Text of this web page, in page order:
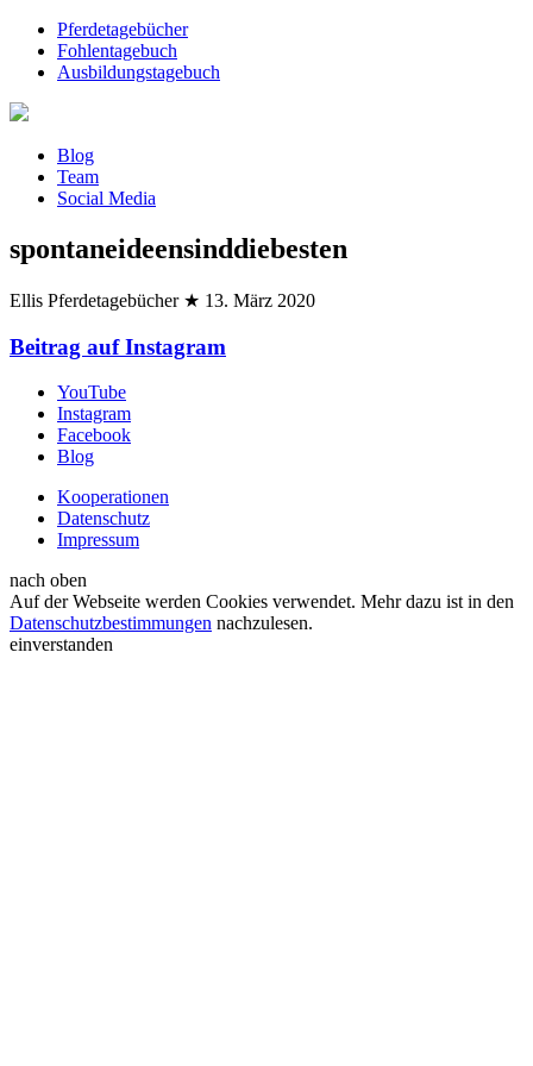
Pferdetagebücher
Fohlentagebuch
Ausbildungstagebuch
Blog
Team
Social Media
spontaneideensinddiebesten
Ellis Pferdetagebücher ★ 13. März 2020
Beitrag auf Instagram
YouTube
Instagram
Facebook
Blog
Kooperationen
Datenschutz
Impressum
nach oben
Auf der Webseite werden Cookies verwendet. Mehr dazu ist in den
Datenschutzbestimmungen nachzulesen.
einverstanden